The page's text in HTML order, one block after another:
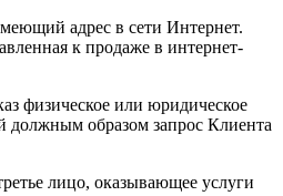
адрес в сети Интернет.
к продаже в интернет-
физическое или юридическое
должным образом запрос Клиента
лицо, оказывающее услуги